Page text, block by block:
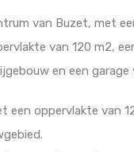
van Buzet, met
van 120 m2,
en een garage
een oppervlakte van